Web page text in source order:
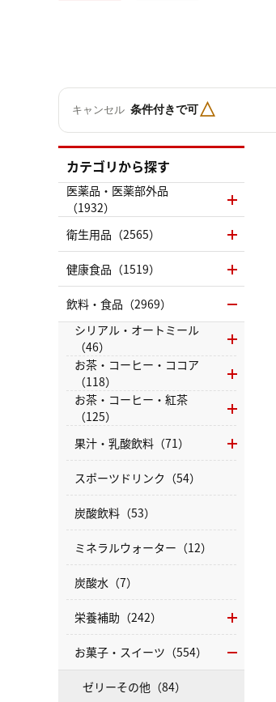
キャンセル 条件付きで可△
カテゴリから探す
医薬品・医薬部外品
（1932）
衛生用品（2565）
健康食品（1519）
飲料・食品（2969）
シリアル・オートミール
（46）
お茶・コーヒー・ココア
（118）
お茶・コーヒー・紅茶
（125）
果汁・乳酸飲料（71）
スポーツドリンク（54）
炭酸飲料（53）
ミネラルウォーター（12）
炭酸水（7）
栄養補助（242）
お菓子・スイーツ（554）
ゼリーその他（84）